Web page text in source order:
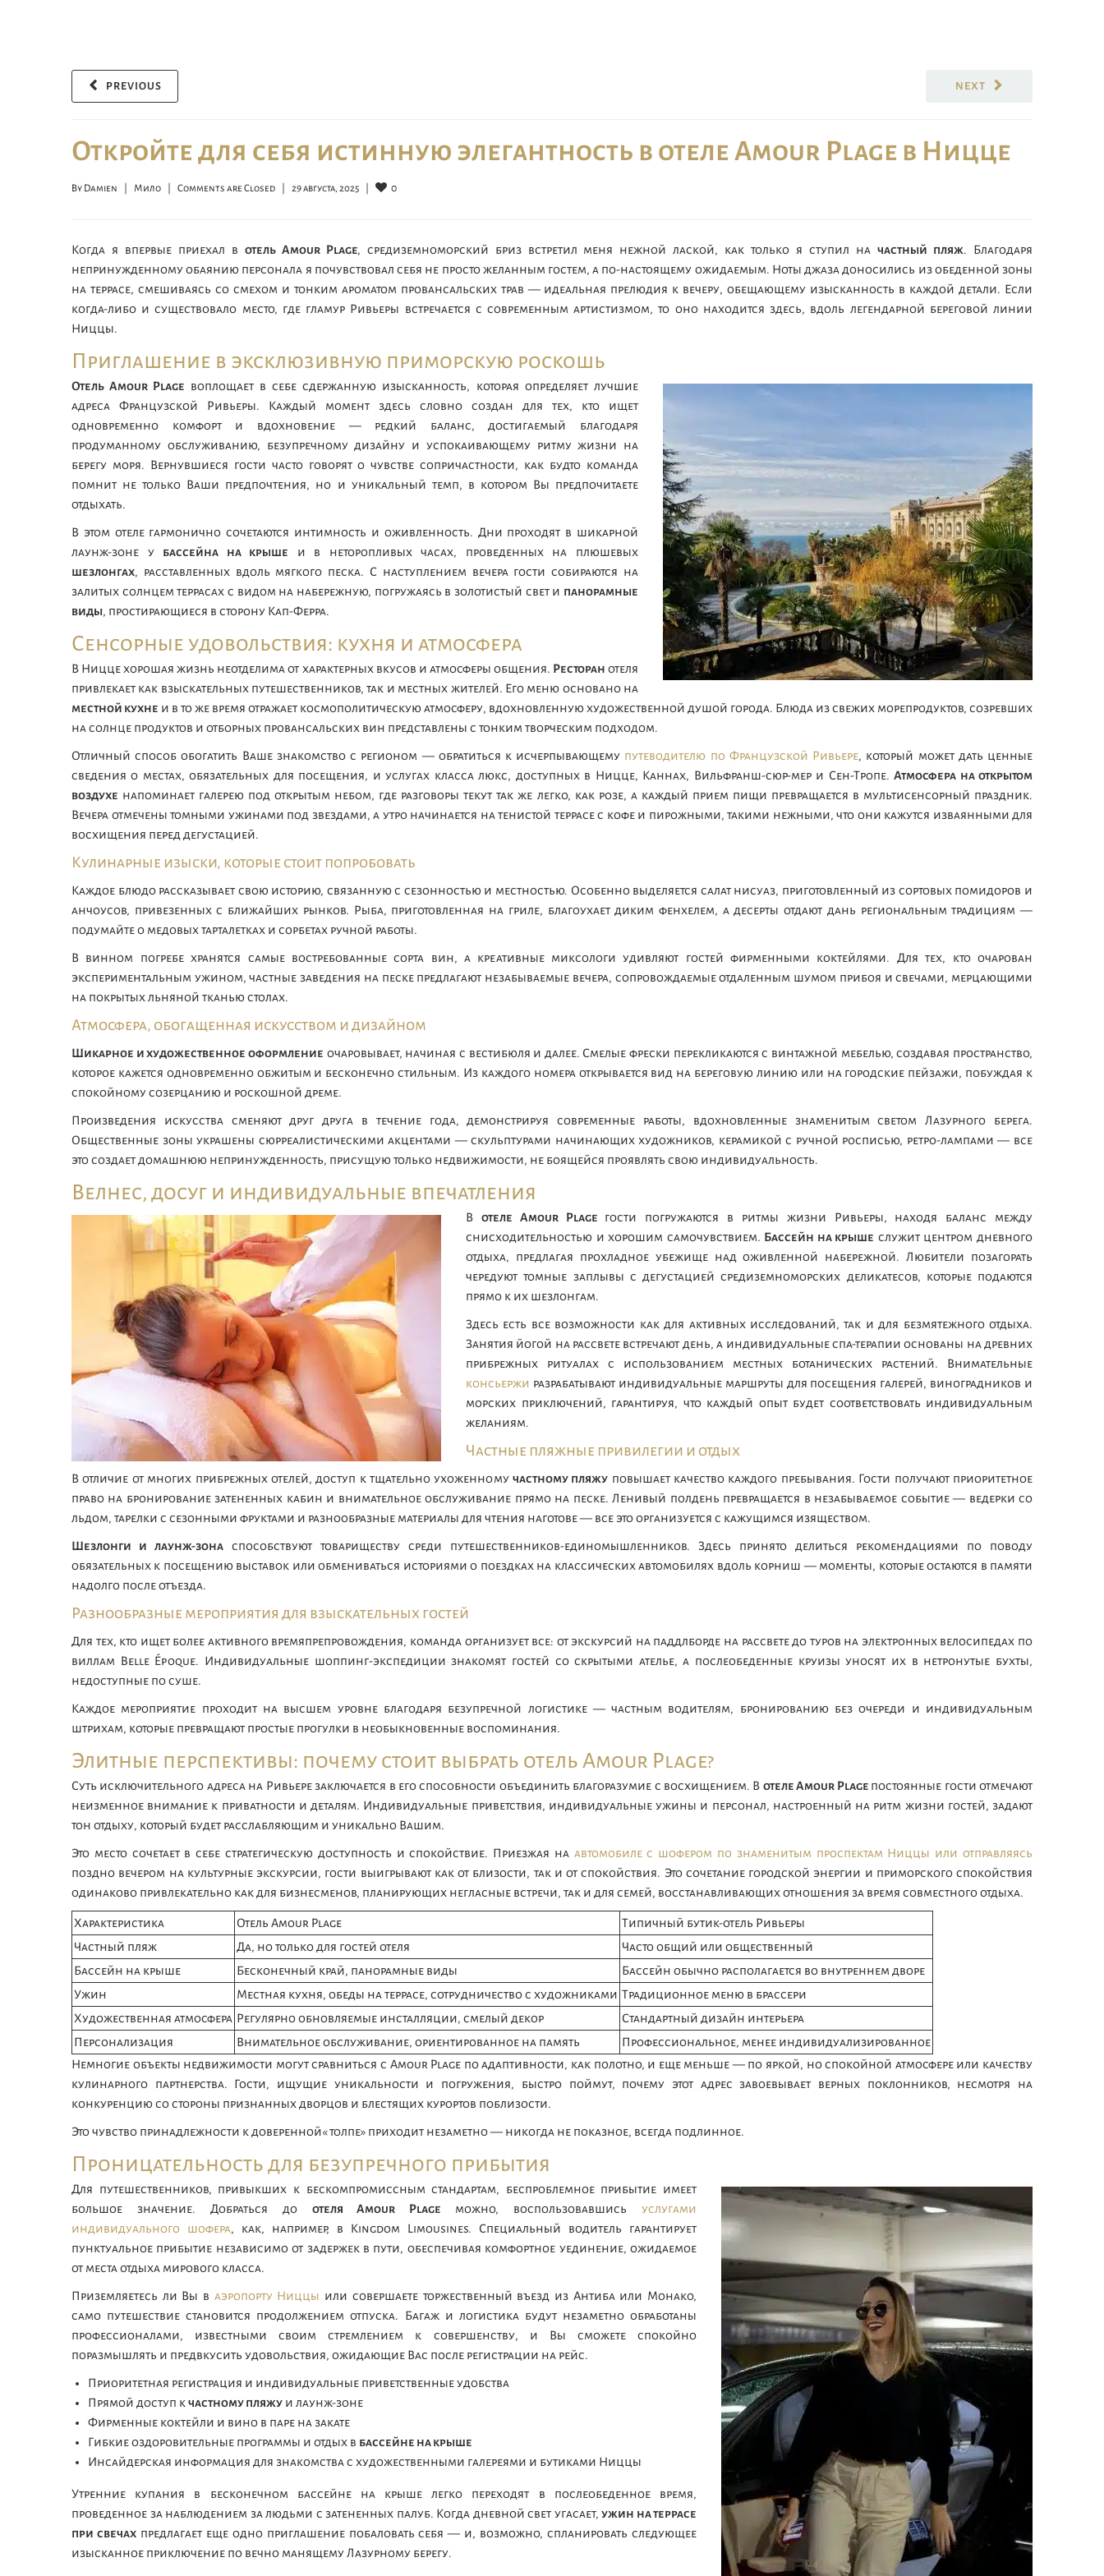
NEXT
PREVIOUS
Откройте для себя истинную элегантность в отеле Amour Plage в Ницце
By Damien Мило Comments are Closed 29 августа, 2025 0
Когда я впервые приехал в отель Amour Plage, средиземноморский бриз встретил меня нежной лаской, как только я ступил начастный пляж. Благодаря
непринужденному обаянию персонала я почувствовал себя не просто желанным гостем, а по-настоящему ожидаемым. Ноты джаза доносились из обеденной зоны
на террасе, смешиваясь со смехом и тонким ароматом провансальских трав — идеальная прелюдия к вечеру, обещающему изысканность в каждой детали. Если
когда-либо и существовало место, где гламур Ривьеры встречается с современным артистизмом, то оно находится здесь, вдоль легендарной береговой линии
Ниццы.
Приглашение в эксклюзивную приморскую роскошь
Отель Amour Plage воплощает в себе сдержанную изысканность, которая определяет лучшие
адреса Французской Ривьеры. Каждый момент здесь словно создан для тех, кто ищет
одновременно комфорт и вдохновение — редкий баланс, достигаемый благодаря
продуманному обслуживанию, безупречному дизайну и успокаивающему ритму жизни на
берегу моря. Вернувшиеся гости часто говорят о чувстве сопричастности, как будто команда
помнит не только Ваши предпочтения, но и уникальный темп, в котором Вы предпочитаете
отдыхать.
В этом отеле гармонично сочетаются интимность и оживленность. Дни проходят в шикарной
лаунж-зоне у бассейна на крыше и в неторопливых часах, проведенных на плюшевых
шезлонгах, расставленных вдоль мягкого песка. С наступлением вечера гости собираются на
залитых солнцем террасах с видом на набережную, погружаясь в золотистый свет и панорамные
виды, простирающиеся в сторону Кап-Ферра.
Сенсорные удовольствия: кухня и атмосфера
В Ницце хорошая жизнь неотделима от характерных вкусов и атмосферы общения. Ресторан отеля
привлекает как взыскательных путешественников, так и местных жителей. Его меню основано на
местной кухне и в то же время отражает космополитическую атмосферу, вдохновленную художественной душой города. Блюда из свежих морепродуктов, созревших
на солнце продуктов и отборных провансальских вин представлены с тонким творческим подходом.
Отличный способ обогатить Ваше знакомство с регионом — обратиться к исчерпывающему путеводителю по Французской Ривьере, который может дать ценные
сведения о местах, обязательных для посещения, и услугах класса люкс, доступных в Ницце, Каннах, Вильфранш-сюр-мер и Сен-Тропе.Атмосфера на открытом
воздухе напоминает галерею под открытым небом, где разговоры текут так же легко, как розе, а каждый прием пищи превращается в мультисенсорный праздник.
Вечера отмечены томными ужинами под звездами, а утро начинается на тенистой террасе с кофе и пирожными, такими нежными, что они кажутся изваянными для
восхищения перед дегустацией.
Кулинарные изыски, которые стоит попробовать
Каждое блюдо рассказывает свою историю, связанную с сезонностью и местностью. Особенно выделяется салат нисуаз, приготовленный из сортовых помидоров и
анчоусов, привезенных с ближайших рынков. Рыба, приготовленная на гриле, благоухает диким фенхелем, а десерты отдают дань региональным традициям —
подумайте о медовых тарталетках и сорбетах ручной работы.
В винном погребе хранятся самые востребованные сорта вин, а креативные миксологи удивляют гостей фирменными коктейлями. Для тех, кто очарован
экспериментальным ужином, частные заведения на песке предлагают незабываемые вечера, сопровождаемые отдаленным шумом прибоя и свечами, мерцающими
на покрытых льняной тканью столах.
Атмосфера, обогащенная искусством и дизайном
Шикарное и художественное оформление очаровывает, начиная с вестибюля и далее. Смелые фрески перекликаются с винтажной мебелью, создавая пространство,
которое кажется одновременно обжитым и бесконечно стильным. Из каждого номера открывается вид на береговую линию или на городские пейзажи, побуждая к
спокойному созерцанию и роскошной дреме.
Произведения искусства сменяют друг друга в течение года, демонстрируя современные работы, вдохновленные знаменитым светом Лазурного берега.
Общественные зоны украшены сюрреалистическими акцентами — скульптурами начинающих художников, керамикой с ручной росписью, ретро-лампами — все
это создает домашнюю непринужденность, присущую только недвижимости, не боящейся проявлять свою индивидуальность.
Велнес, досуг и индивидуальные впечатления
В отеле Amour Plageгости погружаются в ритмы жизни Ривьеры, находя баланс между
снисходительностью и хорошим самочувствием. Бассейн на крыше служит центром дневного
отдыха, предлагая прохладное убежище над оживленной набережной. Любители позагорать
чередуют томные заплывы с дегустацией средиземноморских деликатесов, которые подаются
прямо к их шезлонгам.
Здесь есть все возможности как для активных исследований, так и для безмятежного отдыха.
Занятия йогой на рассвете встречают день, а индивидуальные спа-терапии основаны на древних
прибрежных ритуалах с использованием местных ботанических растений. Внимательные
консьержи разрабатывают индивидуальные маршруты для посещения галерей, виноградников и
морских приключений, гарантируя, что каждый опыт будет соответствовать индивидуальным
желаниям.
Частные пляжные привилегии и отдых
В отличие от многих прибрежных отелей, доступ к тщательно ухоженному частному пляжу повышает качество каждого пребывания. Гости получают приоритетное
право на бронирование затененных кабин и внимательное обслуживание прямо на песке. Ленивый полдень превращается в незабываемое событие — ведерки со
льдом, тарелки с сезонными фруктами и разнообразные материалы для чтения наготове — все это организуется с кажущимся изяществом.
Шезлонги и лаунж-зона способствуют товариществу среди путешественников-единомышленников. Здесь принято делиться рекомендациями по поводу
обязательных к посещению выставок или обмениваться историями о поездках на классических автомобилях вдоль корниш — моменты, которые остаются в памяти
надолго после отъезда.
Разнообразные мероприятия для взыскательных гостей
Для тех, кто ищет более активного времяпрепровождения, команда организует все: от экскурсий на паддлборде на рассвете до туров на электронных велосипедах по
виллам Belle Époque. Индивидуальные шоппинг-экспедиции знакомят гостей со скрытыми ателье, а послеобеденные круизы уносят их в нетронутые бухты,
недоступные по суше.
Каждое мероприятие проходит на высшем уровне благодаря безупречной логистике — частным водителям, бронированию без очереди и индивидуальным
штрихам, которые превращают простые прогулки в необыкновенные воспоминания.
Элитные перспективы: почему стоит выбрать отель Amour Plage?
Суть исключительного адреса на Ривьере заключается в его способности объединить благоразумие с восхищением. В отеле Amour Plageпостоянные гости отмечают
неизменное внимание к приватности и деталям. Индивидуальные приветствия, индивидуальные ужины и персонал, настроенный на ритм жизни гостей, задают
тон отдыху, который будет расслабляющим и уникально Вашим.
Это место сочетает в себе стратегическую доступность и спокойствие. Приезжая на автомобиле с шофером по знаменитым проспектам Ниццы или отправляясь
поздно вечером на культурные экскурсии, гости выигрывают как от близости, так и от спокойствия. Это сочетание городской энергии и приморского спокойствия
одинаково привлекательно как для бизнесменов, планирующих негласные встречи, так и для семей, восстанавливающих отношения за время совместного отдыха.
Характеристика Отель Amour Plage
Типичный бутик-отель Ривьеры
Частный пляж
Да, но только для гостей отеля
Часто общий или общественный
Бассейн на крыше
Бесконечный край, панорамные виды
Бассейн обычно располагается во внутреннем дворе
Ужин
Местная кухня, обеды на террасе, сотрудничество с художниками Традиционное меню в брассери
Художественная атмосфера Регулярно обновляемые инсталляции, смелый декор
Стандартный дизайн интерьера
Персонализация
Внимательное обслуживание, ориентированное на память
Профессиональное, менее индивидуализированное
Немногие объекты недвижимости могут сравниться с Amour Plage по адаптивности, как полотно, и еще меньше — по яркой, но спокойной атмосфере или качеству
кулинарного партнерства. Гости, ищущие уникальности и погружения, быстро поймут, почему этот адрес завоевывает верных поклонников, несмотря на
конкуренцию со стороны признанных дворцов и блестящих курортов поблизости.
Это чувство принадлежности к доверенной «толпе» приходит незаметно — никогда не показное, всегда подлинное.
Проницательность для безупречного прибытия
Для путешественников, привыкших к бескомпромиссным стандартам, беспроблемное прибытие имеет
большое значение. Добраться до отеля Amour Plage можно, воспользовавшисьуслугами
индивидуального шофера, как, например, в Kingdom Limousines. Специальный водитель гарантирует
пунктуальное прибытие независимо от задержек в пути, обеспечивая комфортное уединение, ожидаемое
от места отдыха мирового класса.
Приземляетесь ли Вы в аэропорту Ниццы или совершаете торжественный въезд из Антиба или Монако,
само путешествие становится продолжением отпуска. Багаж и логистика будут незаметно обработаны
профессионалами, известными своим стремлением к совершенству, и Вы сможете спокойно
поразмышлять и предвкусить удовольствия, ожидающие Вас после регистрации на рейс.
Приоритетная регистрация и индивидуальные приветственные удобства
Прямой доступ кчастному пляжу и лаунж-зоне
Фирменные коктейли и вино в паре на закате
Гибкие оздоровительные программы и отдых в бассейне на крыше
Инсайдерская информация для знакомства с художественными галереями и бутиками Ниццы
Утренние купания в бесконечном бассейне на крыше легко переходят в послеобеденное время,
проведенное за наблюдением за людьми с затененных палуб. Когда дневной свет угасает, ужин на террасе
при свечахпредлагает еще одно приглашение побаловать себя — и, возможно, спланировать следующее
изысканное приключение по вечно манящему Лазурному берегу.